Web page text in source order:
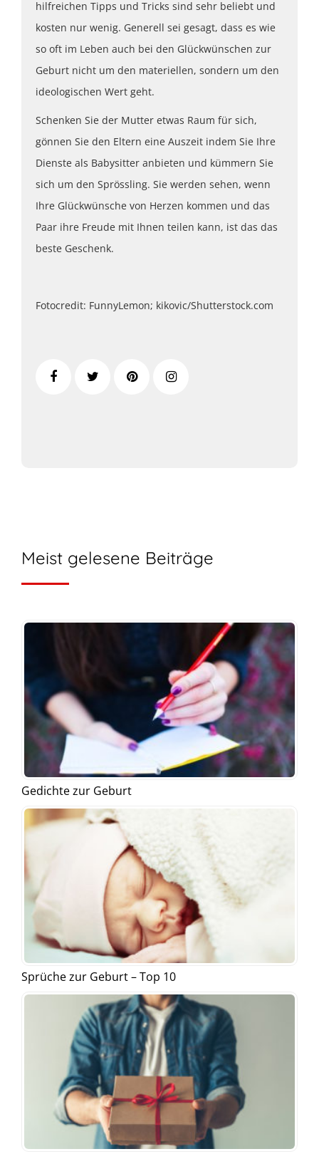
hilfreichen Tipps und Tricks sind sehr beliebt und
kosten nur wenig. Generell sei gesagt, dass es wie
so oft im Leben auch bei den Glückwünschen zur
Geburt nicht um den materiellen, sondern um den
ideologischen Wert geht.
Schenken Sie der Mutter etwas Raum für sich,
gönnen Sie den Eltern eine Auszeit indem Sie Ihre
Dienste als Babysitter anbieten und kümmern Sie
sich um den Sprössling. Sie werden sehen, wenn
Ihre Glückwünsche von Herzen kommen und das
Paar ihre Freude mit Ihnen teilen kann, ist das das
beste Geschenk.
Fotocredit: FunnyLemon; kikovic/Shutterstock.com
Meist gelesene Beiträge
Gedichte zur Geburt
Sprüche zur Geburt – Top 10